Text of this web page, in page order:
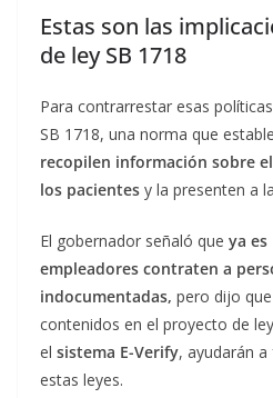
Estas son las
de ley SB 1718
Para contrarrestar esas
SB 1718, una norma que
recopilen información sobre
los pacientes y la presenten a
El gobernador señaló que ya es
empleadores contraten a
indocumentadas, pero dijo
contenidos en el proyecto de
el sistema E-Verify, ayudarán
estas leyes.